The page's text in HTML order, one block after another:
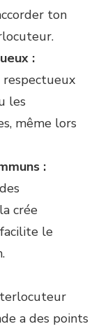
ton
:
les
même lors
:
crée
le
a des points